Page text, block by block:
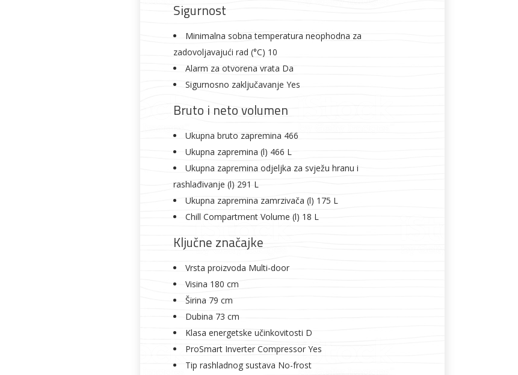
Sigurnost
Minimalna sobna temperatura neophodna za
zadovoljavajući rad (°C) 10
Alarm za otvorena vrata Da
Sigurnosno zaključavanje Yes
Bruto i neto volumen
Ukupna bruto zapremina 466
Ukupna zapremina (l) 466 L
Ukupna zapremina odjeljka za svježu hranu i
rashlađivanje (l) 291 L
Ukupna zapremina zamrzivača (l) 175 L
Chill Compartment Volume (l) 18 L
Ključne značajke
Vrsta proizvoda Multi-door
Visina 180 cm
Širina 79 cm
Dubina 73 cm
Klasa energetske učinkovitosti D
ProSmart Inverter Compressor Yes
Tip rashladnog sustava No-frost